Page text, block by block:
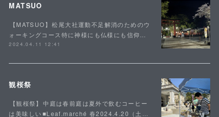
MATSUO
⁡【MATSUO】⁡松尾大社運動不足解消のためのウ
ォーキングコース特に神様にも仏様にも信仰…
2024.04.11 12:41
観桜祭
⁡【観桜祭】⁡中庭は春前庭は夏外で飲むコーヒー
は美味しい⁡■Leaf.marché 春2024.4.20（土…